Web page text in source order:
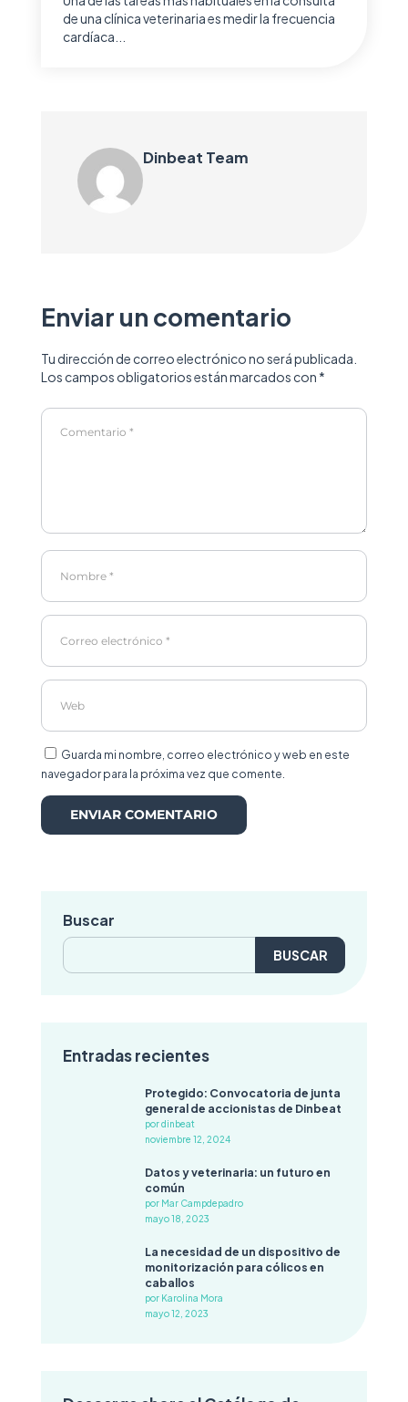
de una clínica veterinaria es medir la frecuencia
cardíaca...
Dinbeat Team
Enviar un comentario
Tu dirección de correo electrónico no será publicada.
Los campos obligatorios están marcados con *
Guarda mi nombre, correo electrónico y web en este
navegador para la próxima vez que comente.
Buscar
Buscar:
Entradas recientes
Protegido: Convocatoria de junta
general de accionistas de Dinbeat
por dinbeat
noviembre 12, 2024
Datos y veterinaria: un futuro en
común
por Mar Campdepadro
mayo 18, 2023
La necesidad de un dispositivo de
monitorización para cólicos en
caballos
por Karolina Mora
mayo 12, 2023